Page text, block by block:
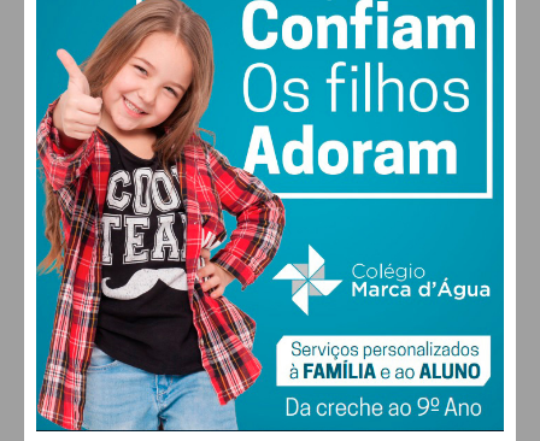
28°
DOM
30
SEG
30°
TER
31°
QUA
ALTERAR
FARMACIAS DE SERVIÇO EM PAÇOS DE
FERREIRA